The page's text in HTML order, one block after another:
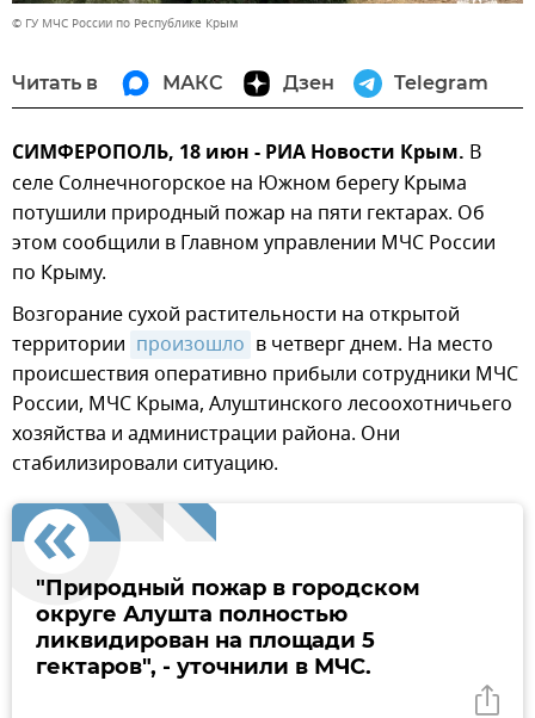
© ГУ МЧС России по Республике Крым
Читать в МАКС Дзен Telegram
СИМФЕРОПОЛЬ, 18 июн - РИА Новости Крым. В
селе Солнечногорское на Южном берегу Крыма
потушили природный пожар на пяти гектарах. Об
этом сообщили в Главном управлении МЧС России
по Крыму.
Возгорание сухой растительности на открытой
территории произошло в четверг днем. На место
происшествия оперативно прибыли сотрудники МЧС
России, МЧС Крыма, Алуштинского лесоохотничьего
хозяйства и администрации района. Они
стабилизировали ситуацию.
"Природный пожар в городском
округе Алушта полностью
ликвидирован на площади 5
гектаров", - уточнили в МЧС.